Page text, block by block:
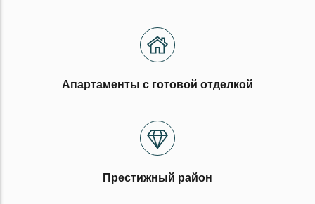
Апартаменты с готовой отделкой
Престижный район